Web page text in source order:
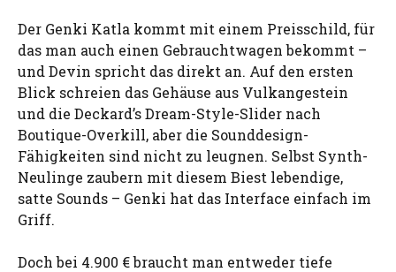
Der Genki Katla kommt mit einem Preisschild, für
das man auch einen Gebrauchtwagen bekommt –
und Devin spricht das direkt an. Auf den ersten
Blick schreien das Gehäuse aus Vulkangestein
und die Deckard’s Dream-Style-Slider nach
Boutique-Overkill, aber die Sounddesign-
Fähigkeiten sind nicht zu leugnen. Selbst Synth-
Neulinge zaubern mit diesem Biest lebendige,
satte Sounds – Genki hat das Interface einfach im
Griff.
Doch bei 4.900 € braucht man entweder tiefe